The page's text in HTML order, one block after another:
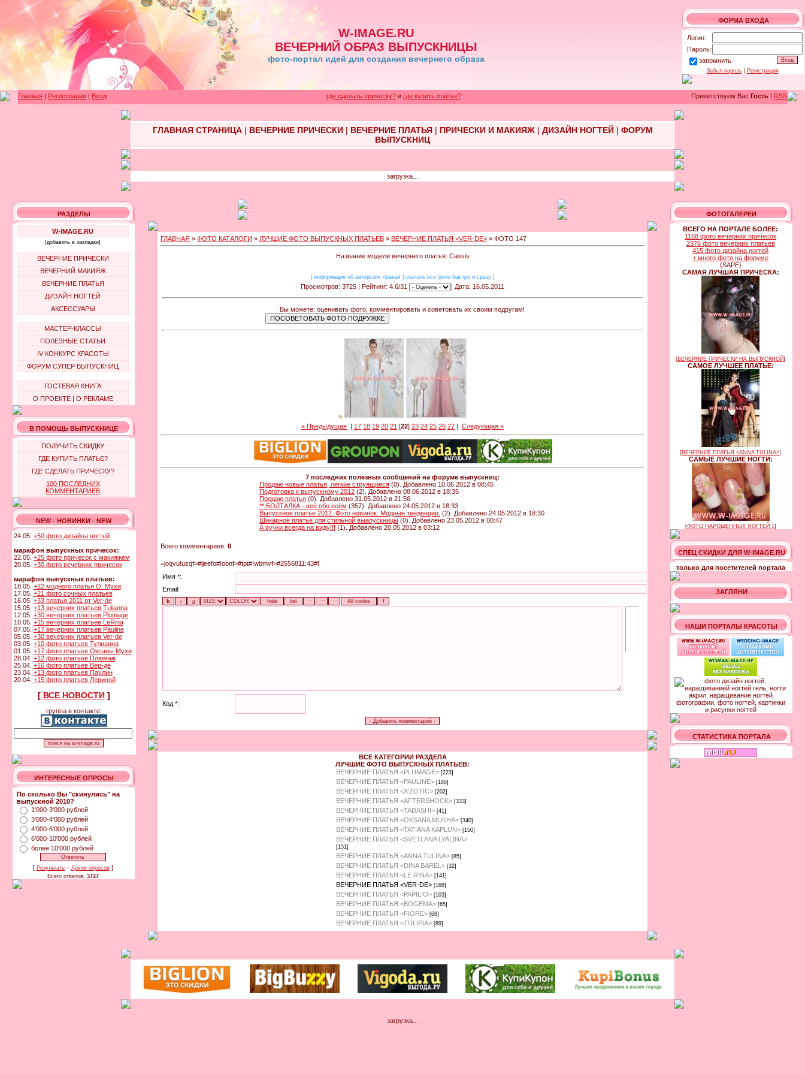
W-IMAGE.RU
ВЕЧЕРНИЙ ОБРАЗ ВЫПУСКНИЦЫ
фото-портал идей для создания вечернего образа
ФОРМА ВХОДА
Логин:
Пароль:
запомнить
Забыл пароль| Регистрация
Главная | Регистрация | Вход где сделать прическу?и где купить платье? Приветствуем Вас Гость | RSS
ГЛАВНАЯ СТРАНИЦА| ВЕЧЕРНИЕ ПРИЧЕСКИ| ВЕЧЕРНИЕ ПЛАТЬЯ| ПРИЧЕСКИ И МАКИЯЖ| ДИЗАЙН НОГТЕЙ| ФОРУМ
ВЫПУСКНИЦ
загрузка...
РАЗДЕЛЫ
W-IMAGE.RU
[добавить в закладки]
ВЕЧЕРНИЕ ПРИЧЕСКИ
ВЕЧЕРНИЙ МАКИЯЖ
ВЕЧЕРНИЕ ПЛАТЬЯ
ДИЗАЙН НОГТЕЙ
АКСЕССУАРЫ
МАСТЕР-КЛАССЫ
ПОЛЕЗНЫЕ СТАТЬИ
IV КОНКУРС КРАСОТЫ
ФОРУМ СУПЕР ВЫПУСКНИЦ
ГОСТЕВАЯ КНИГА
О ПРОЕКТЕ| О РЕКЛАМЕ
В ПОМОЩЬ ВЫПУСКНИЦЕ
ПОЛУЧИТЬ СКИДКУ
ГДЕ КУПИТЬ ПЛАТЬЕ?
ГДЕ СДЕЛАТЬ ПРИЧЕСКУ?
100 ПОСЛЕДНИХ
КОММЕНТАРИЕВ
NEW - НОВИНКИ - NEW
24.05. +50 фото дизайна ногтей
марафон выпускных причесок:
22.05. +25 фото причесок с макияжем
20.05. +30 фото вечерних причесок
марафон выпускных платьев:
18.05. +22 модного платья О. Мухи
17.05. +21 фото сочных платьев
16.05. +33 платья 2011 от Ver-de
15.05. +13 вечерних платьев Tulianna
12.05. +30 вечерних платьев Plumage
10.05. +15 вечерних платьев LeRina
07.05. +17 вечерних платьев Pauline
05.05. +30 вечерних платьев Ver-de
03.05. +10 фото платьев Тулианна
01.05. +17 фото платьев Оксаны Мухи
28.04. +12 фото платьев Плюмаж
25.04. +16 фото платьев Вер-де
23.04. +13 фото платьев Паулин
20.04. +15 фото платьев Лериной
[ ВСЕ НОВОСТИ]
группа в контакте:
ИНТЕРЕСНЫЕ ОПРОСЫ
По сколько Вы "скинулись" на
выпускной 2010?
1'000-3'000 рублей
3'000-4'000 рублей
4'000-6'000 рублей
6'000-10'000 рублей
более 10'000 рублей
[ Результаты· Архив опросов]
Всего ответов: 3727
ГЛАВНАЯ » ФОТО КАТАЛОГИ » ЛУЧШИЕ ФОТО ВЫПУСКНЫХ ПЛАТЬЕВ » ВЕЧЕРНИЕ ПЛАТЬЯ <VER-DE> » ФОТО 147
Название модели вечернего платья: Cassis
информация об авторских правах скачать все фото быстро и сразу
Просмотров: 3725 | Рейтинг: 4.6/31 | Дата: 16.05.2011
Вы можете: оценивать фото, комментировать и советовать их своим подругам!
« Предыдущая | 17 18 19 20 21 [22] 23 24 25 26 27 | Следующая »
7 последних полезных сообщений на форуме выпускниц:
Продаю новые платья, легкие струящиеся (0). Добавлено 10.06.2012 в 08:45
Подготовка к выпускному 2012 (2). Добавлено 08.06.2012 в 18:35
Продаю платья (0). Добавлено 31.05.2012 в 21:56
** БОЛТАЛКА - всё обо всём (357). Добавлено 24.05.2012 в 18:33
Выпускное платье 2012. Фото новинок. Модные тенденции. (2). Добавлено 24.05.2012 в 18:30
Шикарное платье для стильной выапускницы (0). Добавлено 23.05.2012 в 00:47
А ручки всегда на виду!!! (1). Добавлено 20.05.2012 в 03:12
Всего комментариев: 0
=joqvu!uzqf>#ijeefo#!obnf>#tpt#!wbmvf>#2556811:43#!
Имя *:
Email:
Код *:
ВСЕ КАТЕГОРИИ РАЗДЕЛА
ЛУЧШИЕ ФОТО ВЫПУСКНЫХ ПЛАТЬЕВ:
ВЕЧЕРНИЕ ПЛАТЬЯ <PLUMAGE> [223]
ВЕЧЕРНИЕ ПЛАТЬЯ <PAULINE> [185]
ВЕЧЕРНИЕ ПЛАТЬЯ <X'ZOTIC> [202]
ВЕЧЕРНИЕ ПЛАТЬЯ <AFTERSHOCK> [333]
ВЕЧЕРНИЕ ПЛАТЬЯ <TADASHI> [41]
ВЕЧЕРНИЕ ПЛАТЬЯ <OKSANA MUKHA> [340]
ВЕЧЕРНИЕ ПЛАТЬЯ <TATIANA KAPLUN> [150]
ВЕЧЕРНИЕ ПЛАТЬЯ <SVETLANA LYALINA>
[151]
ВЕЧЕРНИЕ ПЛАТЬЯ <ANNA TULINA> [85]
ВЕЧЕРНИЕ ПЛАТЬЯ <DINA BAREL> [32]
ВЕЧЕРНИЕ ПЛАТЬЯ <LE RINA> [141]
ВЕЧЕРНИЕ ПЛАТЬЯ <VER-DE> [168]
ВЕЧЕРНИЕ ПЛАТЬЯ <PAPILIO> [103]
ВЕЧЕРНИЕ ПЛАТЬЯ <BOGEMA> [65]
ВЕЧЕРНИЕ ПЛАТЬЯ <FIORE> [68]
ВЕЧЕРНИЕ ПЛАТЬЯ <TULIPIA> [89]
ФОТОГАЛЕРЕИ
ВСЕГО НА ПОРТАЛЕ БОЛЕЕ:
1168 фото вечерних причесок
2376 фото вечерних платьев
415 фото дизайна ногтей
+ много фото на форуме
{SAPE}
САМАЯ ЛУЧШАЯ ПРИЧЕСКА:
[ВЕЧЕРНИЕ ПРИЧЕСКИ НА ВЫПУСКНОЙ]
САМОЕ ЛУЧШЕЕ ПЛАТЬЕ:
[ВЕЧЕРНИЕ ПЛАТЬЯ <ANNA TULINA>]
САМЫЕ ЛУЧШИЕ НОГТИ:
[ФОТО НАРОЩЕННЫХ НОГТЕЙ 1]
СПЕЦ СКИДКИ ДЛЯ W-IMAGE.RU
только для посетителей портала
ЗАГЛЯНИ
НАШИ ПОРТАЛЫ КРАСОТЫ
СТАТИСТИКА ПОРТАЛА
загрузка...